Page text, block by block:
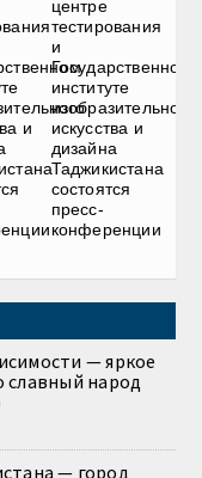
и
центре
тестирования
и
Государственном
институте
изобразительного
искусства и
дизайна
Таджикистана
состоятся
пресс-
конференции
— яркое
славный народ
— город